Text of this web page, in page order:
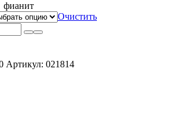
фианит
Очистить
Артикул: 021814